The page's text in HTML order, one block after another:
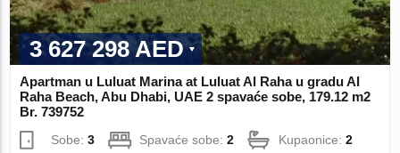
3 627 298 AED
Apartman u Luluat Marina at Luluat Al Raha u gradu Al
Raha Beach, Abu Dhabi, UAE 2 spavaće sobe, 179.12 m2
Br. 739752
Sobe:3 Spavaće sobe:2 Kupaonice:2